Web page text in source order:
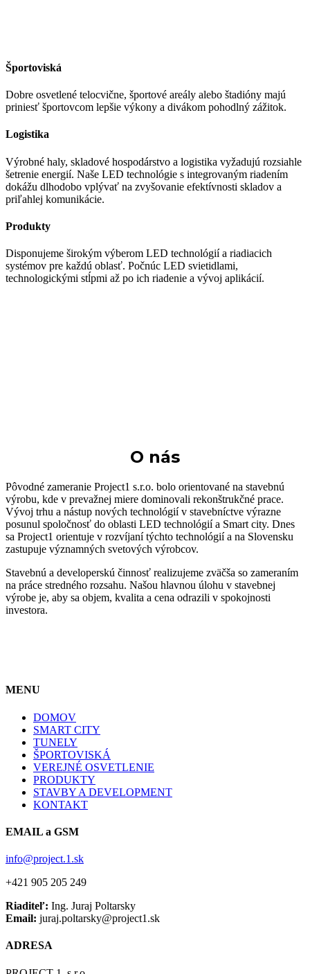
Športoviská
Dobre osvetlené telocvične, športové areály alebo štadióny majú
priniesť športovcom lepšie výkony a divákom pohodlný zážitok.
Logistika
Výrobné haly, skladové hospodárstvo a logistika vyžadujú rozsiahle
šetrenie energií. Naše LED technológie s integrovaným riadením
dokážu dlhodobo vplývať na zvyšovanie efektívnosti skladov a
priľahlej komunikácie.
Produkty
Disponujeme širokým výberom LED technológií a riadiacich
systémov pre každú oblasť. Počnúc LED svietidlami,
technologickými stĺpmi až po ich riadenie a vývoj aplikácií.
O nás
Pôvodné zameranie Project1 s.r.o. bolo orientované na stavebnú
výrobu, kde v prevažnej miere dominovali rekonštrukčné prace.
Vývoj trhu a nástup nových technológií v stavebníctve výrazne
posunul spoločnosť do oblasti LED technológií a Smart city. Dnes
sa Project1 orientuje v rozvíjaní týchto technológií a na Slovensku
zastupuje významných svetových výrobcov.
Stavebnú a developerskú činnosť realizujeme zväčša so zameraním
na práce stredného rozsahu. Našou hlavnou úlohu v stavebnej
výrobe je, aby sa objem, kvalita a cena odrazili v spokojnosti
investora.
MENU
DOMOV
SMART CITY
TUNELY
ŠPORTOVISKÁ
VEREJNÉ OSVETLENIE
PRODUKTY
STAVBY A DEVELOPMENT
KONTAKT
EMAIL a GSM
info@project.1.sk
+421 905 205 249
Riaditeľ: Ing. Juraj Poltarsky
Email: juraj.poltarsky@project1.sk
ADRESA